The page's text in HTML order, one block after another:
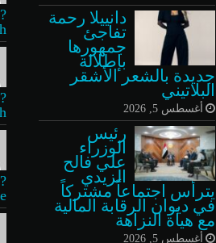
دانييلا رحمة
تفاجئ
جمهورها
بإطلالة
جديدة بالشعر الأشقر
البلاتيني
أغسطس 5, 2026
رئيس
الوزراء
علي فالح
الزيدي
يترأس اجتماعاً مشتركاً
في ديوان الرقابة المالية
مع هيأة النزاهة
أغسطس 5, 2026